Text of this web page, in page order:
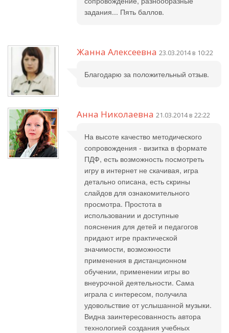
задания... Пять баллов.
Жанна Алексеевна 23.03.2014 в 10:22
Благодарю за положительный отзыв.
Анна Николаевна 21.03.2014 в 22:22
На высоте качество методического
сопровождения - визитка в формате
ПДФ, есть возможность посмотреть
игру в интернет не скачивая, игра
детально описана, есть скрины
слайдов для ознакомительного
просмотра. Простота в
использовании и доступные
пояснения для детей и педагогов
придают игре практической
значимости, возможности
применения в дистанционном
обучении, применении игры во
внеурочной деятельности. Сама
играла с интересом, получила
удовольствие от услышанной музыки.
Видна заинтересованность автора
технологией создания учебных